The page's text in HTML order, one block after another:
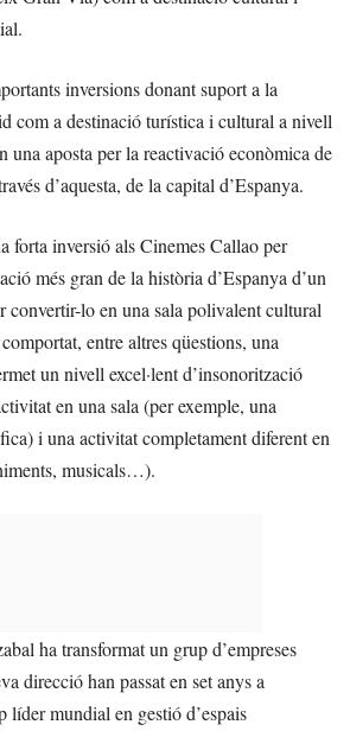
inversions donant suport a la
com a destinació turística i cultural a nivell
una aposta per la reactivació econòmica de
d’aquesta, de la capital d’Espanya.
forta inversió als Cinemes Callao per
més gran de la història d’Espanya d’un
convertir-lo en una sala polivalent cultural
entre altres qüestions, una
un nivell excel·lent d’insonorització
en una sala (per exemple, una
i una activitat completament diferent en
musicals…).
ha transformat un grup d’empreses
direcció han passat en set anys a
líder mundial en gestió d’espais